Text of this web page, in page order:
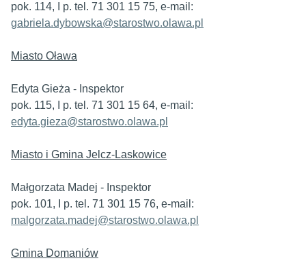
pok. 114, I p. tel. 71 301 15 75, e-mail:
gabriela.dybowska@starostwo.olawa.pl
Miasto Oława
Edyta Gieża - Inspektor
pok. 115, I p. tel. 71 301 15 64, e-mail:
edyta.gieza@starostwo.olawa.pl
Miasto i Gmina Jelcz-Laskowice
Małgorzata Madej - Inspektor
pok. 101, I p. tel. 71 301 15 76, e-mail:
malgorzata.madej@starostwo.olawa.pl
Gmina Domaniów